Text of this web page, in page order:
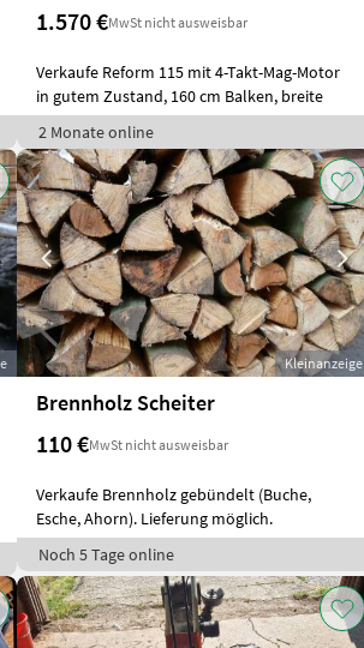
1.570 €MwSt nicht ausweisbar
Verkaufe Reform 115 mit 4-Takt-Mag-Motor
in gutem Zustand, 160 cm Balken, breite
2 Monate online
Kleinanzeige
Brennholz Scheiter
110 €MwSt nicht ausweisbar
Verkaufe Brennholz gebündelt (Buche,
Esche, Ahorn). Lieferung möglich.
Noch 5 Tage online